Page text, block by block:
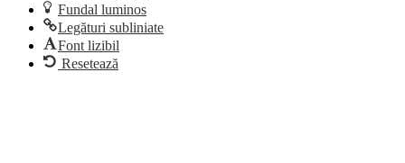
Fundal luminos
Legături subliniate
Font lizibil
Resetează